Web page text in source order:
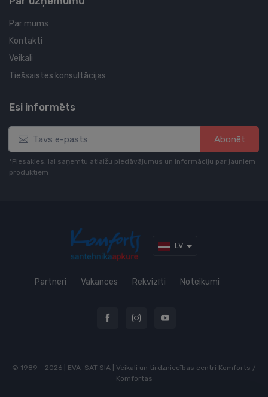
Par mums
Kontakti
Veikali
Tiešsaistes konsultācijas
Esi informēts
Abonēt
*Piesakies, lai saņemtu atlaižu piedāvājumus un informāciju par jauniem
produktiem
LV
Partneri Vakances Rekvizīti Noteikumi
© 1989 - 2026 | EVA-SAT SIA | Veikali un tirdzniecības centri Komforts /
Komfortas